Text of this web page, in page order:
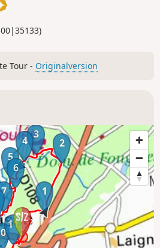
Tour - Originalversion
1
2
3
4
5
6
7
11